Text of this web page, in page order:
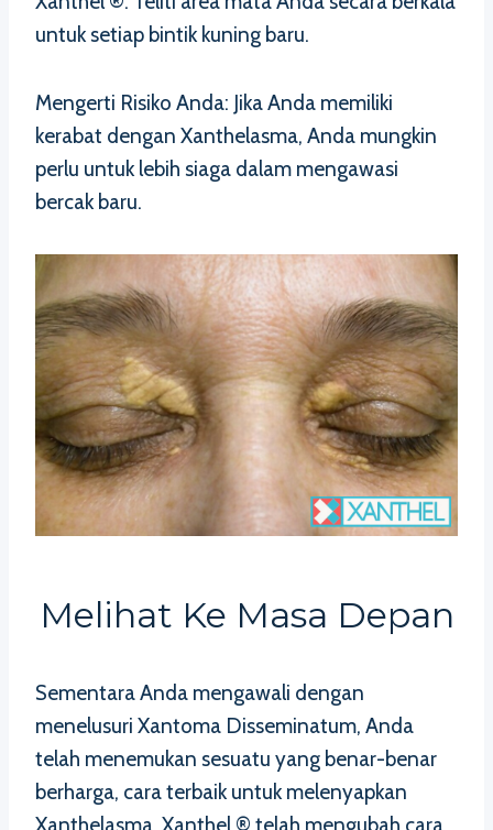
untuk setiap bintik kuning baru.
Mengerti Risiko Anda: Jika Anda memiliki
kerabat dengan Xanthelasma, Anda mungkin
perlu untuk lebih siaga dalam mengawasi
bercak baru.
Melihat Ke Masa Depan
Sementara Anda mengawali dengan
menelusuri Xantoma Disseminatum, Anda
telah menemukan sesuatu yang benar-benar
berharga, cara terbaik untuk melenyapkan
Xanthelasma. Xanthel ® telah mengubah cara